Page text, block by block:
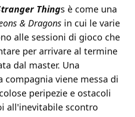
Things è come una
& Dragons in cui le varie
alle sessioni di gioco che
per arrivare al termine
dal master. Una
compagnia viene messa di
peripezie e ostacoli
all'inevitabile scontro